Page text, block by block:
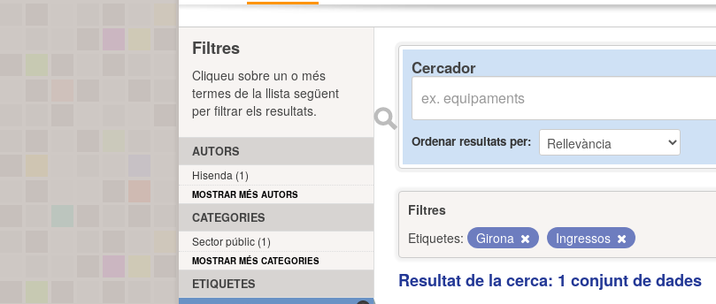
Cercador
Ordenar resultats per
Filtres
Etiquetes:
Girona Ingressos
Resultat de la cerca: 1 conjunt de dades
Filtres
Cliqueu sobre un o més
termes de la llista següent
per filtrar els resultats.
AUTORS
Hisenda (1)
MOSTRAR MÉS AUTORS
CATEGORIES
Sector públic (1)
MOSTRAR MÉS CATEGORIES
ETIQUETES